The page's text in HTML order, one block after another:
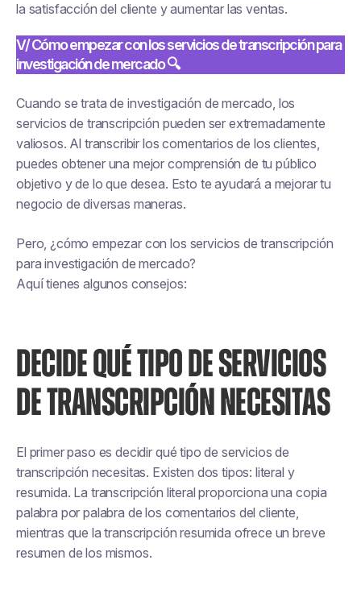
la satisfacción del cliente y aumentar las ventas.
V/ Cómo empezar con los servicios de transcripción para
investigación de mercado 🔍
Cuando se trata de investigación de mercado, los
servicios de transcripción pueden ser extremadamente
valiosos. Al transcribir los comentarios de los clientes,
puedes obtener una mejor comprensión de tu público
objetivo y de lo que desea. Esto te ayudará a mejorar tu
negocio de diversas maneras.
Pero, ¿cómo empezar con los servicios de transcripción
para investigación de mercado?
Aquí tienes algunos consejos:
DECIDE QUÉ TIPO DE SERVICIOS
DE TRANSCRIPCIÓN NECESITAS
El primer paso es decidir qué tipo de servicios de
transcripción necesitas. Existen dos tipos: literal y
resumida. La transcripción literal proporciona una copia
palabra por palabra de los comentarios del cliente,
mientras que la transcripción resumida ofrece un breve
resumen de los mismos.